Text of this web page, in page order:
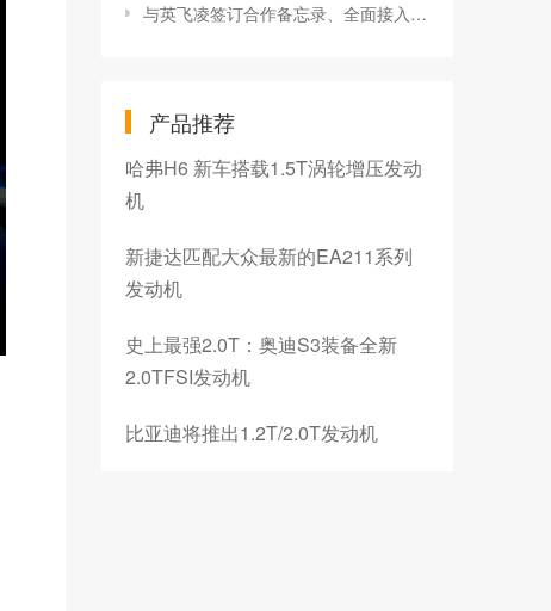
与英飞凌签订合作备忘录、全面接入DeepSeek！嘉定这家企业持续推进汽车智能化进程
产品推荐
哈弗H6 新车搭载1.5T涡轮增压发动
机
新捷达匹配大众最新的EA211系列
发动机
史上最强2.0T：奥迪S3装备全新
2.0TFSI发动机
比亚迪将推出1.2T/2.0T发动机